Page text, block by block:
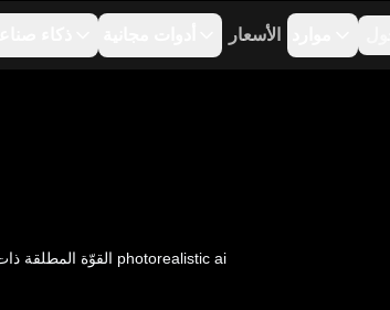
الأسعار
Flux 1 Krea: القوّة المطلقة ذات الوزن المفتوح التي تعيد تعريف photorealistic ai